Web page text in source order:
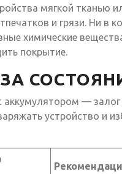
мягкой тканью
и грязи. Ни в
химические
покрытие.
аккумулятором —
устройство и